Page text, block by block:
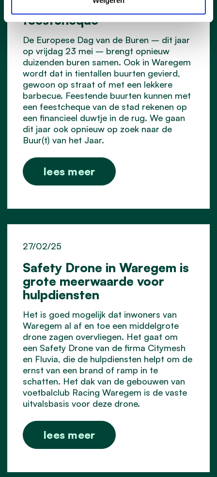
Buren vieren samen met de
feestcheque
De Europese Dag van de Buren – dit jaar
op vrijdag 23 mei – brengt opnieuw
duizenden buren samen. Ook in Waregem
wordt dat in tientallen buurten gevierd,
gewoon op straat of met een lekkere
barbecue. Feestende buurten kunnen met
een feestcheque van de stad rekenen op
een financieel duwtje in de rug. We gaan
dit jaar ook opnieuw op zoek naar de
Buur(t) van het Jaar.
lees meer
Safety Drone in Waregem is
grote meerwaarde voor
hulpdiensten
27/02/25
Het is goed mogelijk dat inwoners van
Waregem al af en toe een middelgrote
drone zagen overvliegen. Het gaat om
een Safety Drone van de firma Citymesh
en Fluvia, die de hulpdiensten helpt om de
ernst van een brand of ramp in te
schatten. Het dak van de gebouwen van
voetbalclub Racing Waregem is de vaste
uitvalsbasis voor deze drone.
lees meer